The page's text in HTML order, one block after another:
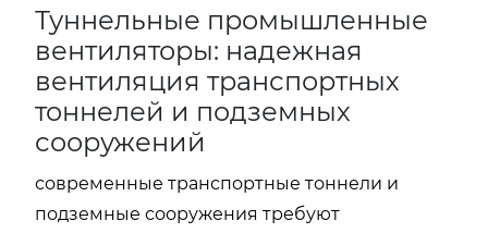
Туннельные промышленные
вентиляторы: надежная
вентиляция транспортных
тоннелей и подземных
сооружений
современные транспортные тоннели и
подземные сооружения требуют